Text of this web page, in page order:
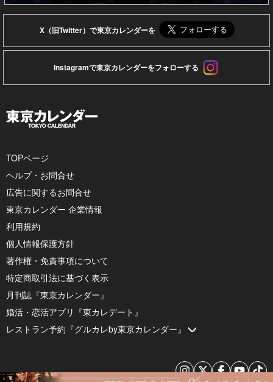
X（旧Twitter）で東京カレンダーを
Instagramで東京カレンダーをフォローする
TOPページ
ヘルプ・お問合せ
広告に関するお問合せ
東京カレンダー 企業情報
利用規約
個人情報保護方針
著作権・免責事項について
特定商取引法に基づく表示
月刊誌『東京カレンダー』
婚活・恋活アプリ『東カレデート』
レストラン予約『グルカレby東京カレンダー』